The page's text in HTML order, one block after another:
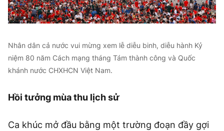
Nhân dân cả nước vui mừng xem lễ diễu binh, diễu hành Kỷ
niệm 80 năm Cách mạng tháng Tám thành công và Quốc
khánh nước CHXHCN Việt Nam.
Hồi tưởng mùa thu lịch sử
Ca khúc mở đầu bằng một trường đoạn đầy gợi